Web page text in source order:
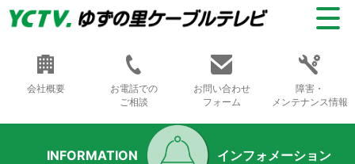
会社概要
お電話での
ご相談
お問い合わせ
フォーム
障害・
メンテナンス情報
INFORMATION インフォメーション